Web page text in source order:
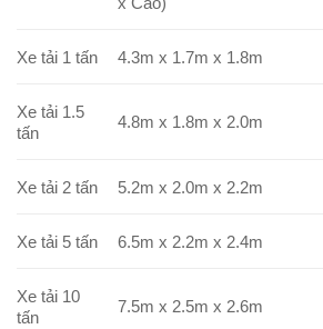
Xe tải 1 tấn 4.3m x 1.7m x 1.8m
Xe tải 1.5
tấn
4.8m x 1.8m x 2.0m
Xe tải 2 tấn 5.2m x 2.0m x 2.2m
Xe tải 5 tấn 6.5m x 2.2m x 2.4m
Xe tải 10
tấn
7.5m x 2.5m x 2.6m